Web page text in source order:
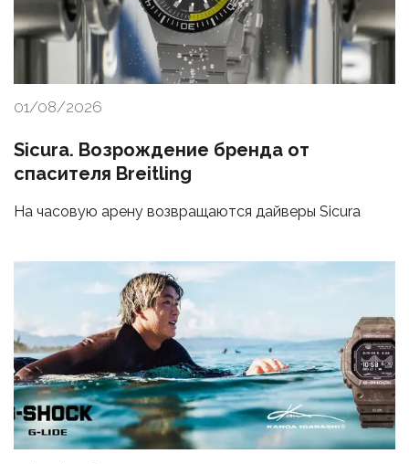
01/08/2026
Sicura. Возрождение бренда от
спасителя Breitling
На часовую арену возвращаются дайверы Sicura